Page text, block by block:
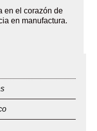
en el corazón de
en manufactura.